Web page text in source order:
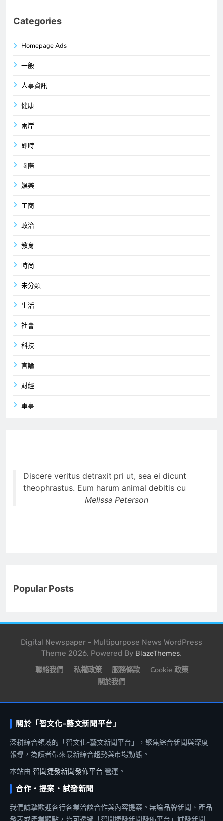
Categories
Homepage Ads
一般
人事資訊
健康
兩岸
即時
國際
娛樂
工商
政治
教育
時尚
未分類
生活
社會
科技
言論
財經
軍事
Discere veritus detraxit pri ut, sea ei dicunt
theophrastus. Eum harum animal debitis cu
Melissa Peterson
Popular Posts
Digital Newspaper - Multipurpose News WordPress
Theme 2026. Powered By BlazeThemes.
聯絡我們 私權政策 服務條款
Cookie 政策
關於我們
關於「智文化-藝文新聞平台」
深耕綜合領域的「智文化-藝文新聞平台」，聚焦綜合新聞與深度
報導，為讀者帶來最新綜合趨勢與市場動態。
本站由 智聞捷發新聞發佈平台 營運。
合作・提案・試發新聞
我們誠摯歡迎各行各業洽談合作與內容提案。無論品牌新聞、產品
發表或產業觀點，皆可透過「智聞捷發新聞發佈平台」試發新聞